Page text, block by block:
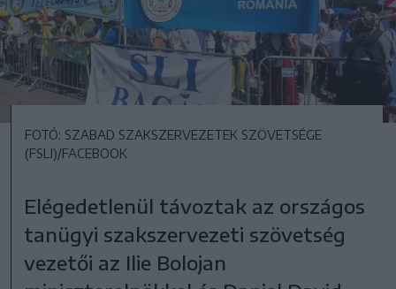
FOTÓ: SZABAD SZAKSZERVEZETEK SZÖVETSÉGE
(FSLI)/FACEBOOK
Elégedetlenül távoztak az országos
tanügyi szakszervezeti szövetség
vezetői az Ilie Bolojan